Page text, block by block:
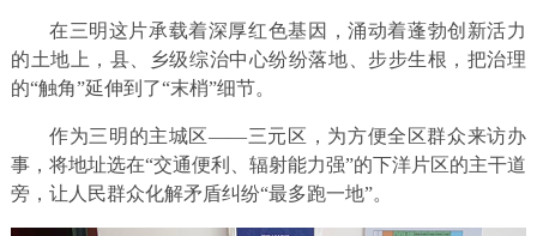
在三明这片承载着深厚红色基因，涌动着蓬勃创新活力
的土地上，县、乡级综治中心纷纷落地、步步生根，把治理
的“触角”延伸到了“末梢”细节。
作为三明的主城区——三元区，为方便全区群众来访办
事，将地址选在“交通便利、辐射能力强”的下洋片区的主干道
旁，让人民群众化解矛盾纠纷“最多跑一地”。